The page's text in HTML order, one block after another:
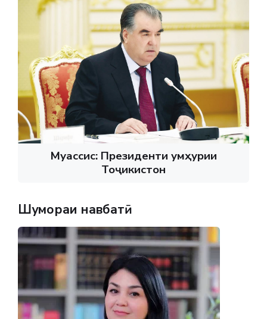
Муассис: Президенти Ҷумҳурии
Тоҷикистон
Шумораи навбатӣ